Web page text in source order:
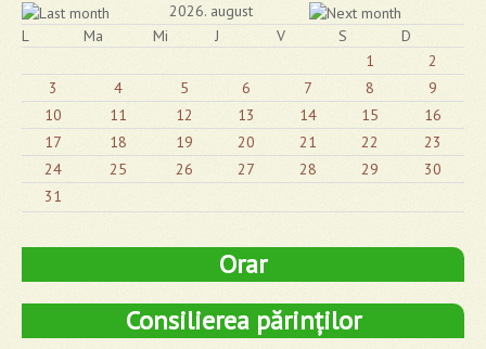
2026. august
L
Ma Mi J V S
D
1
2
3
4 5 6 7 8
9
10
11 12 13 14 15
16
17
18 19 20 21 22
23
24
25 26 27 28 29
30
31
Orar
Consilierea părinților